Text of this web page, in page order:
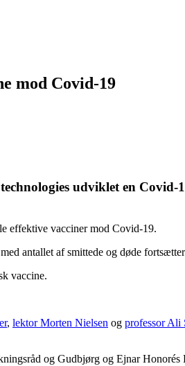
mod Covid-19
udviklet en
effektive vacciner mod Covid-19.
antallet af smittede og døde
vaccine.
, lektor Morten Nielsen og professor Ali
og Gudbjørg og Ejnar Honorés